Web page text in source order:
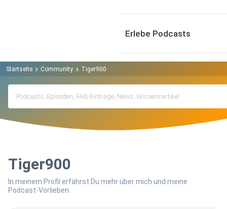
Erlebe Podcasts
Startseite Community Tiger900
Tiger900
In meinem Profil erfährst Du mehr über mich und meine
Podcast-Vorlieben.